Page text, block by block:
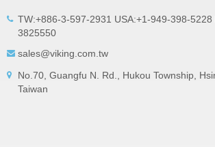
TW:+886-3-597-2931 USA:+1-949-398-5228
3825550
sales@viking.com.tw
No.70, Guangfu N. Rd., Hukou Township,
Taiwan